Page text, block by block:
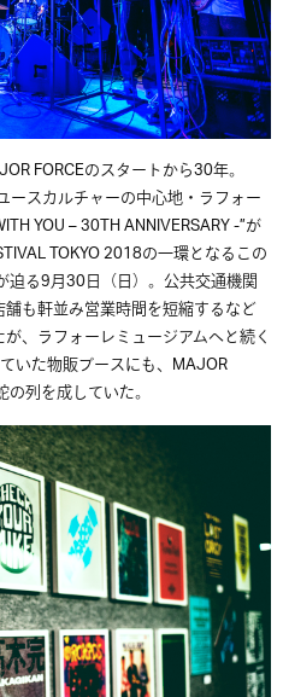
FORCEのスタートから30年。
スカルチャーの中心地・ラフォー
YOU – 30TH ANNIVERSARY -”が
TOKYO 2018の一環となるこの
る9月30日（日）。公共交通機関
も軒並み営業時間を短縮するなど
、ラフォーレミュージアムへと続く
いた物販ブースにも、MAJOR
列を成していた。